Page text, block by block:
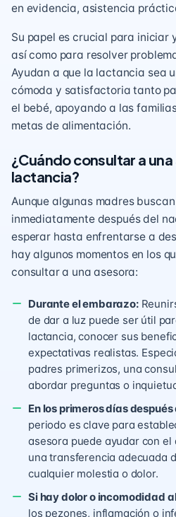
en evidencia, asistencia
Su papel es crucial para iniciar
así como para resolver
Ayudan a que la lactancia sea
cómoda y satisfactoria tanto
el bebé, apoyando a las
metas de alimentación.
¿Cuándo consultar a
lactancia?
Aunque algunas madres
inmediatamente después del
esperar hasta enfrentarse a
hay algunos momentos en los
consultar a una asesora:
Durante el embarazo:
de dar a luz puede ser útil
lactancia, conocer sus
expectativas realistas.
padres primerizos, una
abordar preguntas o
En los primeros días
periodo es clave para
asesora puede ayudar con
una transferencia adecuada
cualquier molestia o dolor.
Si hay dolor o incomodidad
los pezones, inflamación o